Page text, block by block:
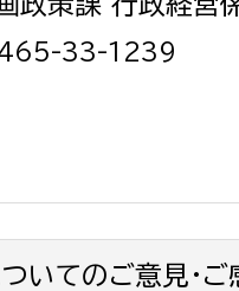
33-1239
いてのご意見・